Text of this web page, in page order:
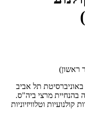
באוניברסיטת תל אביב
בהנחיית מרצי ביה"ס.
וטלוויזיוניות